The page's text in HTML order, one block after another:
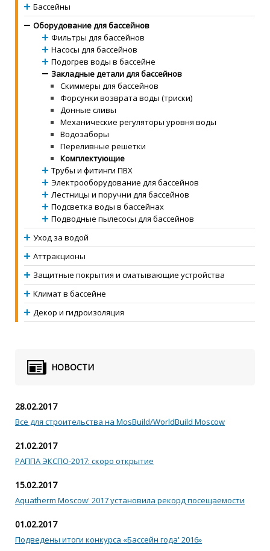
Бассейны
Оборудование для бассейнов
Фильтры для бассейнов
Насосы для бассейнов
Подогрев воды в бассейне
Закладные детали для бассейнов
Скиммеры для бассейнов
Форсунки возврата воды (триски)
Донные сливы
Механические регуляторы уровня воды
Водозаборы
Переливные решетки
Комплектующие
Трубы и фитинги ПВХ
Электрооборудование для бассейнов
Лестницы и поручни для бассейнов
Подсветка воды в бассейнах
Подводные пылесосы для бассейнов
Уход за водой
Аттракционы
Защитные покрытия и сматывающие устройства
Климат в бассейне
Декор и гидроизоляция
НОВОСТИ
28.02.2017
Все для строительства на MosBuild/WorldBuild Moscow
21.02.2017
РАППА ЭКСПО-2017: скоро открытие
15.02.2017
Aquatherm Moscow' 2017 установила рекорд посещаемости
01.02.2017
Подведены итоги конкурса «Бассейн года' 2016»